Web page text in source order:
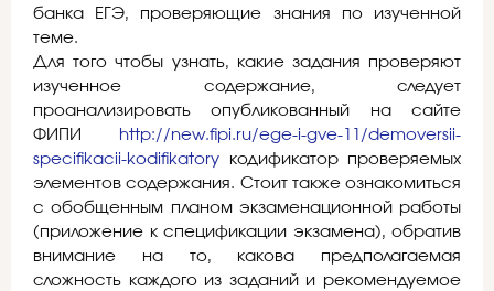
банка ЕГЭ, проверяющие знания по изученной
теме.
Для того чтобы узнать, какие задания проверяют
изученное содержание, следует
проанализировать опубликованный на сайте
ФИПИ
http://new.fipi.ru/ege-i-gve-11/demoversii-
specifikacii-kodifikatory кодификатор проверяемых
элементов содержания. Стоит также ознакомиться
с обобщенным планом экзаменационной работы
(приложение к спецификации экзамена), обратив
внимание на то, какова предполагаемая
сложность каждого из заданий и рекомендуемое